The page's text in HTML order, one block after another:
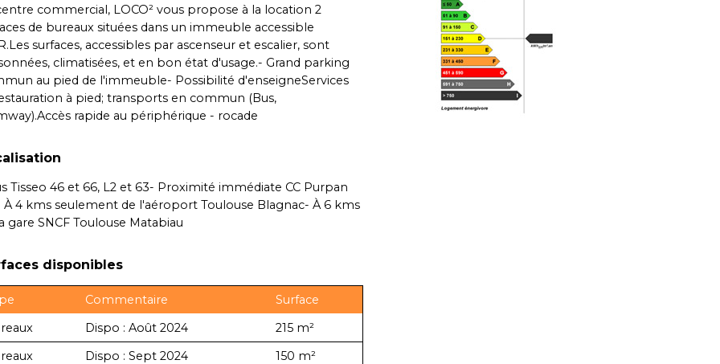
commercial, LOCO² vous propose à la location 2
de bureaux situées dans un immeuble accessible
surfaces, accessibles par ascenseur et escalier, sont
climatisées, et en bon état d'usage.- Grand parking
au pied de l'immeuble- Possibilité d'enseigneServices
à pied; transports en commun (Bus,
rapide au périphérique - rocade
Tisseo 46 et 66, L2 et 63- Proximité immédiate CC Purpan
À 4 kms seulement de l'aéroport Toulouse Blagnac- À 6 kms
gare SNCF Toulouse Matabiau
disponibles
Commentaire
Surface
Dispo : Août 2024
215 m²
Dispo : Sept 2024
150 m²